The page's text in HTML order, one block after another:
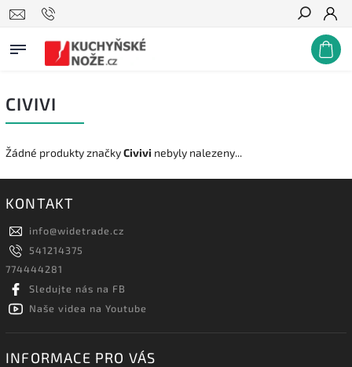
Hledat
CIVIVI
Žádné produkty značkyCivivi nebyly nalezeny...
KONTAKT
info@widetrade.cz
541214375
774444281
Sledujte nás na FB
Naše videa na Youtube
INFORMACE PRO VÁS